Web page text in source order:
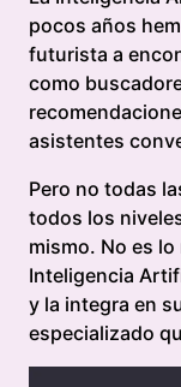
pocos años
futurista a
como
asistentes
Pero no todas
todos los
mismo. No es
Inteligencia
y la integra en
especializado